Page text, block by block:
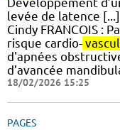
levée de latence
Cindy FRANCOIS :
risque cardio-
d'apnées
d’avancée
18/02/2026 15:25
PAGES